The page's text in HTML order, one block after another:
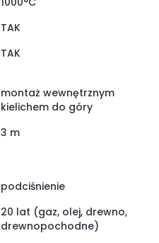
TAK
TAK
montaż wewnętrznym
kielichem do góry
3 m
podciśnienie
20 lat (gaz, olej, drewno,
drewnopochodne)